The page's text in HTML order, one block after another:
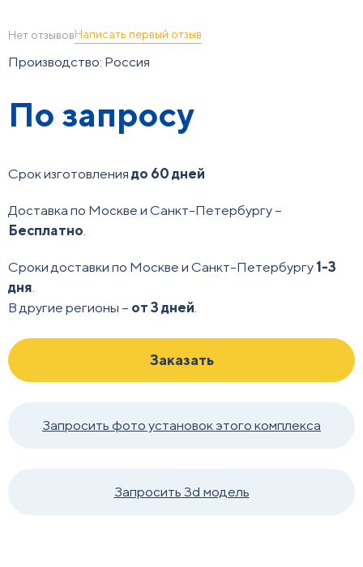
Нет отзывовНаписать первый отзыв
Производство: Россия
По запросу
Срок изготовления до 60 дней
Доставка по Москве и Санкт-Петербургу –
Бесплатно.
Сроки доставки по Москве и Санкт-Петербургу 1-3
дня.
В другие регионы – от 3 дней.
Заказать
Запросить фото установок этого комплекса
Запросить 3d модель